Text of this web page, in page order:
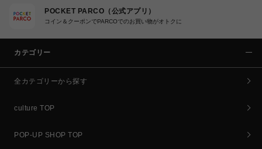
POCKET PARCO（公式アプリ）
コイン＆クーポンでPARCOでのお買い物がオトクに
カテゴリー
全カテゴリーから探す
culture TOP
POP-UP SHOP TOP